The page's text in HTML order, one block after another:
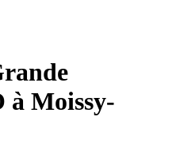
à Moissy-